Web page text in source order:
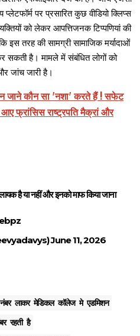
पर प्रसारित कुछ वीडियो क्लिप्स
को लेकर आपत्तिजनक टिप्पणियां की
इस तरह की सामग्री सामाजिक मर्यादाओं
सकती है। मामले में संबंधित लोगों को
जांच जारी है।
कौन सा 'नशा' करते हैं ! सफेट
फ्रांसिस राष्ट्रपति मैक्रां और
है या नहीं और इनको माफ किया जाना
June 11, 2026
लाकर मेडिकल कॉलेज मे एडमिशन
रहती है